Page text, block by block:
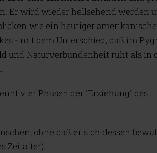
Er wird wieder hellsehend werden
wie ein heutiger
- mit dem Unterschied, daß im
und Naturverbundenheit ruht als in
vier Phasen der 'Erziehung' des
ohne daß er sich dessen
Zeitalter).